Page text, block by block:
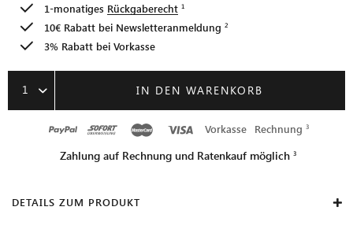
1-monatiges Rückgaberecht
10€ Rabatt bei Newsletteranmeldung
3% Rabatt bei Vorkasse
1 IN DEN WARENKORB
Vorkasse Rechnung
Zahlung auf Rechnung und Ratenkauf möglich
DETAILS ZUM PRODUKT